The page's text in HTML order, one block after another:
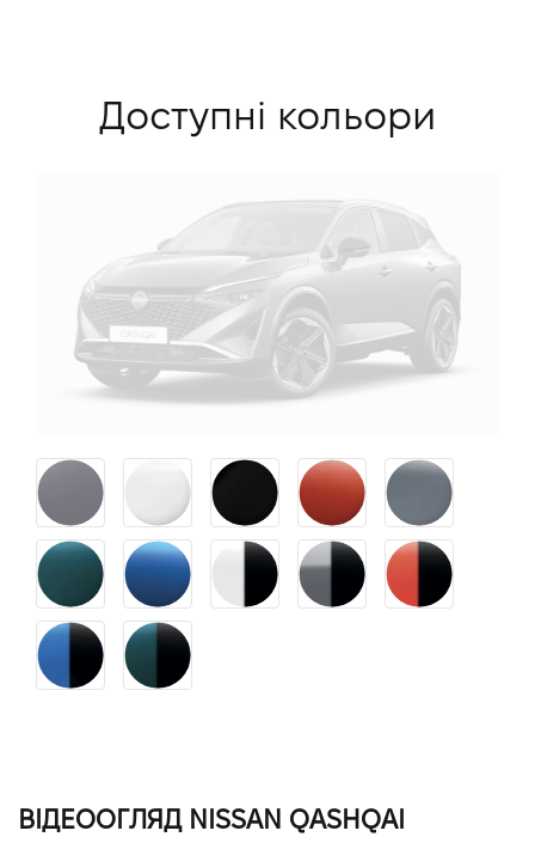
Доступні кольори
ВІДЕООГЛЯД NISSAN QASHQAI